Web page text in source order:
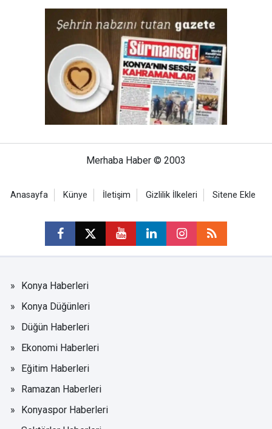
Merhaba Haber © 2003
Anasayfa Künye İletişim Gizlilik İlkeleri Sitene Ekle
Konya Haberleri
Konya Düğünleri
Düğün Haberleri
Ekonomi Haberleri
Eğitim Haberleri
Ramazan Haberleri
Konyaspor Haberleri